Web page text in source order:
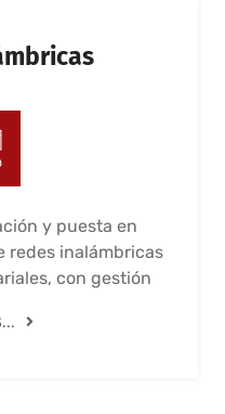
y puesta en
redes inalámbricas
con gestión